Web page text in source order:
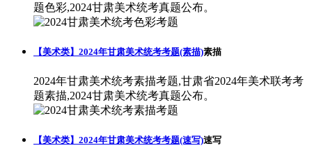
题色彩,2024甘肃美术统考真题公布。
【美术类】2024年甘肃美术统考考题(素描)素描
2024年甘肃美术统考素描考题,甘肃省2024年美术联考考
题素描,2024甘肃美术统考真题公布。
【美术类】2024年甘肃美术统考考题(速写)速写